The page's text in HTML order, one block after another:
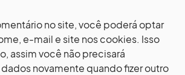
no site, você poderá optar
e-mail e site nos cookies. Isso
assim você não precisará
novamente quando fizer outro